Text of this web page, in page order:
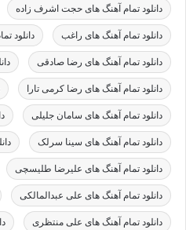
دانلود تمام آهنگ های حجت اشرف زاده
دانلود تمام آهنگ های راغب دانلود
دانلود تمام آهنگ های رضا صادقی
دانلود تمام آهنگ های رضا کرمی تارا
دانلود تمام آهنگ های سامان جلیلی
دانلود تمام آهنگ های سینا سرلک
دانلود تمام آهنگ های علیرضا طلیسچی
دانلود تمام آهنگ های علی عبدالمالکی
دانلود تمام آهنگ های علی منتظری